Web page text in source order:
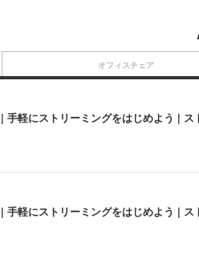
軽にストリーミングをはじめよう |
軽にストリーミングをはじめよう |
オフィスチェア